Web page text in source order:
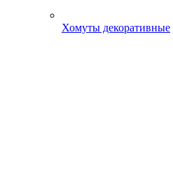
Хомуты декоративные